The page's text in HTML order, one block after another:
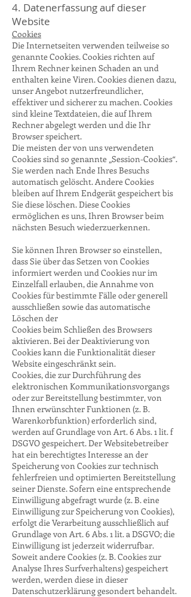
4. Datenerfassung auf dieser
Website
Cookies
Die Internetseiten verwenden teilweise so
genannte Cookies. Cookies richten auf
Ihrem Rechner keinen Schaden an und
enthalten keine Viren. Cookies dienen dazu,
unser Angebot nutzerfreundlicher,
effektiver und sicherer zu machen. Cookies
sind kleine Textdateien, die auf Ihrem
Rechner abgelegt werden und die Ihr
Browser speichert.
Die meisten der von uns verwendeten
Cookies sind so genannte „Session-Cookies“.
Sie werden nach Ende Ihres Besuchs
automatisch gelöscht. Andere Cookies
bleiben auf Ihrem Endgerät gespeichert bis
Sie diese löschen. Diese Cookies
ermöglichen es uns, Ihren Browser beim
nächsten Besuch wiederzuerkennen.
Sie können Ihren Browser so einstellen,
dass Sie über das Setzen von Cookies
informiert werden und Cookies nur im
Einzelfall erlauben, die Annahme von
Cookies für bestimmte Fälle oder generell
ausschließen sowie das automatische
Löschen der
Cookies beim Schließen des Browsers
aktivieren. Bei der Deaktivierung von
Cookies kann die Funktionalität dieser
Website eingeschränkt sein.
Cookies, die zur Durchführung des
elektronischen Kommunikationsvorgangs
oder zur Bereitstellung bestimmter, von
Ihnen erwünschter Funktionen (z. B.
Warenkorbfunktion) erforderlich sind,
werden auf Grundlage von Art. 6 Abs. 1 lit. f
DSGVO gespeichert. Der Websitebetreiber
hat ein berechtigtes Interesse an der
Speicherung von Cookies zur technisch
fehlerfreien und optimierten Bereitstellung
seiner Dienste. Sofern eine entsprechende
Einwilligung abgefragt wurde (z. B. eine
Einwilligung zur Speicherung von Cookies),
erfolgt die Verarbeitung ausschließlich auf
Grundlage von Art. 6 Abs. 1 lit. a DSGVO; die
Einwilligung ist jederzeit widerrufbar.
Soweit andere Cookies (z. B. Cookies zur
Analyse Ihres Surfverhaltens) gespeichert
werden, werden diese in dieser
Datenschutzerklärung gesondert behandelt.